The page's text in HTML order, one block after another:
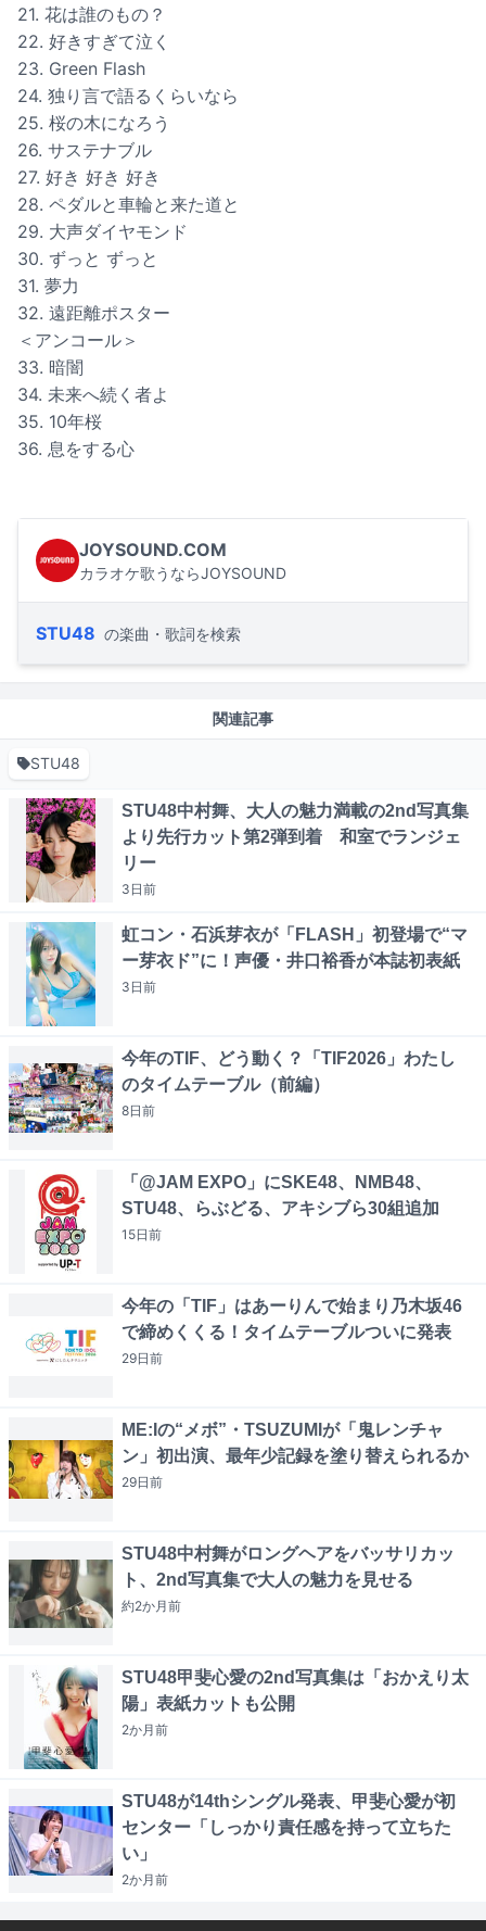
21. 花は誰のもの？
22. 好きすぎて泣く
23. Green Flash
24. 独り言で語るくらいなら
25. 桜の木になろう
26. サステナブル
27. 好き 好き 好き
28. ペダルと車輪と来た道と
29. 大声ダイヤモンド
30. ずっと ずっと
31. 夢力
32. 遠距離ポスター
＜アンコール＞
33. 暗闇
34. 未来へ続く者よ
35. 10年桜
36. 息をする心
JOYSOUND.COM
カラオケ歌うならJOYSOUND
STU48 の楽曲・歌詞を検索
関連記事
STU48
STU48中村舞、大人の魅力満載の2nd写真集
より先行カット第2弾到着 和室でランジェ
リー
3日前
虹コン・石浜芽衣が「FLASH」初登場で“マ
ー芽衣ド”に！声優・井口裕香が本誌初表紙
3日前
今年のTIF、どう動く？「TIF2026」わたし
のタイムテーブル（前編）
8日前
「@JAM EXPO」にSKE48、NMB48、
STU48、らぶどる、アキシブら30組追加
15日前
今年の「TIF」はあーりんで始まり乃木坂46
で締めくくる！タイムテーブルついに発表
29日前
ME:Iの“メボ”・TSUZUMIが「鬼レンチャ
ン」初出演、最年少記録を塗り替えられるか
29日前
STU48中村舞がロングヘアをバッサリカッ
ト、2nd写真集で大人の魅力を見せる
約2か月前
STU48甲斐心愛の2nd写真集は「おかえり太
陽」表紙カットも公開
2か月前
STU48が14thシングル発表、甲斐心愛が初
センター「しっかり責任感を持って立ちた
い」
2か月前